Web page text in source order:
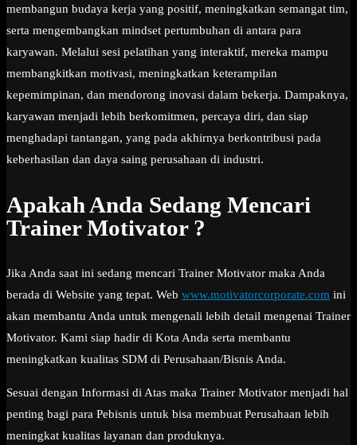
membangun budaya kerja yang positif, meningkatkan semangat tim,
serta mengembangkan mindset pertumbuhan di antara para
karyawan. Melalui sesi pelatihan yang interaktif, mereka mampu
membangkitkan motivasi, meningkatkan keterampilan
kepemimpinan, dan mendorong inovasi dalam bekerja. Dampaknya,
karyawan menjadi lebih berkomitmen, percaya diri, dan siap
menghadapi tantangan, yang pada akhirnya berkontribusi pada
keberhasilan dan daya saing perusahaan di industri.
Apakah Anda Sedang Mencari
Trainer Motivator ?
Jika Anda saat ini sedang mencari Trainer Motivator maka Anda
berada di Website yang tepat. Web www.motivatorcorporate.com ini
akan membantu Anda untuk mengenali lebih detail mengenai Trainer
Motivator. Kami siap hadir di Kota Anda serta membantu
meningkatkan kualitas SDM di Perusahaan/Bisnis Anda.
Sesuai dengan Informasi di Atas maka Trainer Motivator menjadi hal
penting bagi para Pebisnis untuk bisa membuat Perusahaan lebih
meningkat kualitas layanan dan produknya.